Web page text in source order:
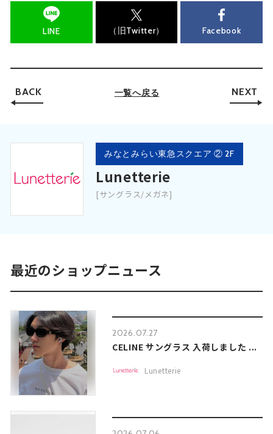
LINE （旧Twitter） Facebook
BACK 一覧へ戻る NEXT
みなとみらい東急スクエア ② 2F
Lunetterie
[サングラス/メガネ]
最近のショップニュース
2026.07.27
CELINE サングラス 入荷しました ...
Lunetterie